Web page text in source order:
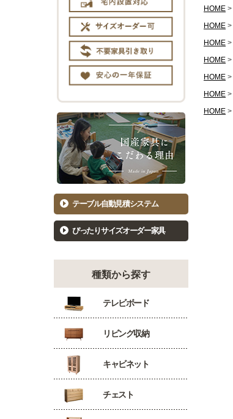
テレビチェスト
もっと見る
チェスト・たんす
チェスト幅61cm～80cm
チェスト幅101cm～120cm
着物たんす
もっと見る
洋服たんす
洋服タンス幅61～80cm
洋服タンス幅81～100cm
洋服タンス幅101～120cm
テーブル自動見積システム
ぴったりサイズオーダー家具
種類から探す
テレビボード
リビング収納
キャビネット
チェスト
HOME
HOME
HOME
HOME
HOME
HOME
HOME